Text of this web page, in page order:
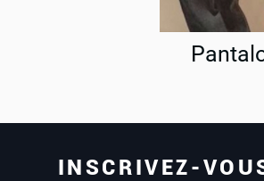
INSCRIVEZ-